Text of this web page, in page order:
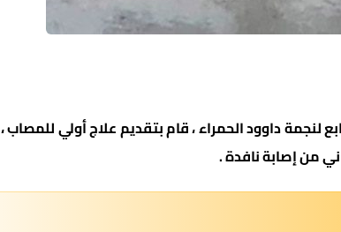
لنجمة داوود الحمراء ، قام بتقديم علاج أولي للمصاب ،
من إصابة نافدة .